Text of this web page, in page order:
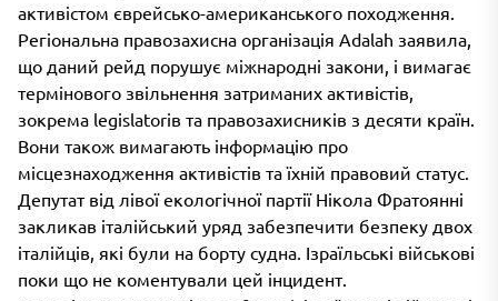
активістом єврейсько-американського походження.
Регіональна правозахисна організація Adalah заявила,
що даний рейд порушує міжнародні закони, і вимагає
термінового звільнення затриманих активістів,
зокрема legislatorів та правозахисників з десяти країн.
Вони також вимагають інформацію про
місцезнаходження активістів та їхній правовий статус.
Депутат від лівої екологічної партії Нікола Фратоянні
закликав італійський уряд забезпечити безпеку двох
італійців, які були на борту судна. Ізраїльські військові
поки що не коментували цей інцидент.